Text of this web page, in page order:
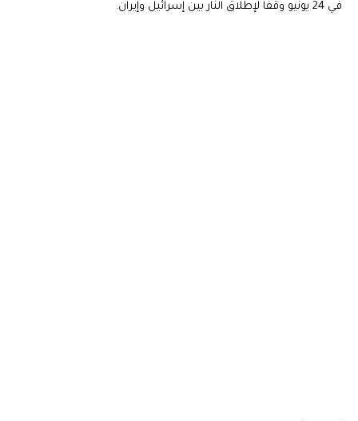
في 24 يونيو وقفا لإطلاق النار بين إسرائيل وإيران.